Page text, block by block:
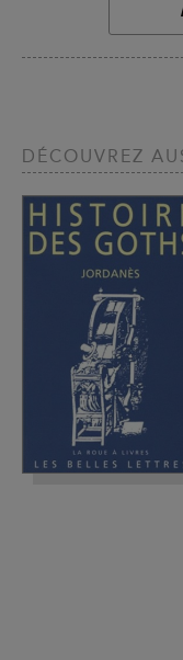
DÉCOUVREZ